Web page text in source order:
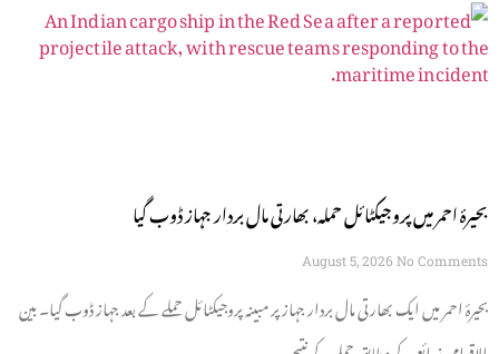
بحیرۂ احمر میں پروجیکٹائل حملہ، بھارتی مال بردار جہاز ڈوب گیا
August 5, 2026 No Comments
بحیرۂ احمر میں ایک بھارتی مال بردار جہاز پر مبینہ پروجیکٹائل حملے کے بعد جہاز ڈوب گیا۔ بین